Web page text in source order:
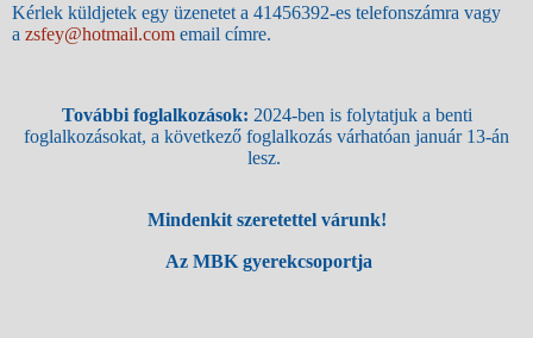
Kérlek küldjetek egy üzenetet a 41456392-es telefonszámra vagy
a zsfey@hotmail.com email címre.
További foglalkozások: 2024-ben is folytatjuk a benti
foglalkozásokat, a következő foglalkozás várhatóan január 13-án
lesz.
Mindenkit szeretettel várunk!
Az MBK gyerekcsoportja